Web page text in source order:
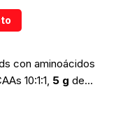
con aminoácidos
10:1:1, 5 g de